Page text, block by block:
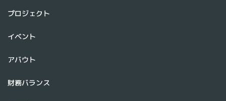
プロジェクト
イベント
アバウト
財務バランス